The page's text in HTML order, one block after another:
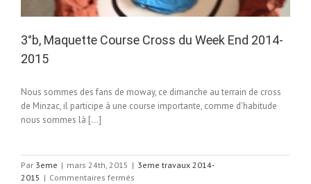
3°b, Maquette Course Cross du Week End 2014-
2015
Nous sommes des fans de moway, ce dimanche au terrain de cross
de Minzac, il participe à une course importante, comme d’habitude
nous sommes là […]
Par 3eme | mars 24th, 2015 | 3eme travaux 2014-
2015 | Commentaires fermés